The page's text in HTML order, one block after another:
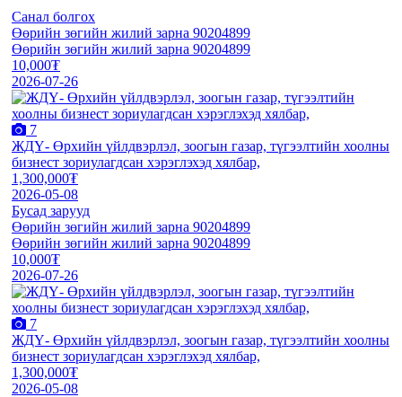
Санал болгох
Өөрийн зөгийн жилий зарна 90204899
Өөрийн зөгийн жилий зарна 90204899
10,000₮
2026-07-26
7
ЖДҮ- Өрхийн үйлдвэрлэл, зоогын газар, түгээлтийн хоолны
бизнест зориулагдсан хэрэглэхэд хялбар,
1,300,000₮
2026-05-08
Бусад зарууд
Өөрийн зөгийн жилий зарна 90204899
Өөрийн зөгийн жилий зарна 90204899
10,000₮
2026-07-26
7
ЖДҮ- Өрхийн үйлдвэрлэл, зоогын газар, түгээлтийн хоолны
бизнест зориулагдсан хэрэглэхэд хялбар,
1,300,000₮
2026-05-08